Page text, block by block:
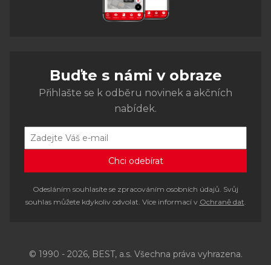
Buďte s námi v obraze
Přihlašte se k odběru novinek a akčních
nabídek.
Odesláním souhlasíte se zpracováním osobních údajů. Svůj
souhlas můžete kdykoliv odvolat. Více informací v Ochraně dat.
© 1990 - 2026, BEST, a.s. Všechna práva vyhrazena.